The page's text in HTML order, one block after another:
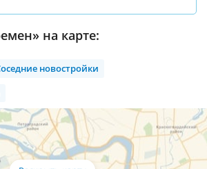
на карте:
новостройки